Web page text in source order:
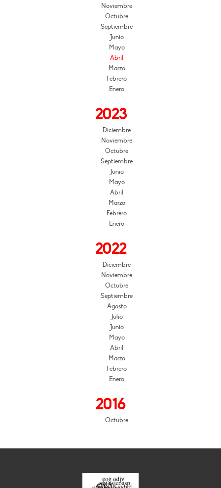
Noviembre
Octubre
Septiembre
Junio
Mayo
Abril
Marzo
Febrero
Enero
2023
Diciembre
Noviembre
Octubre
Septiembre
Junio
Mayo
Abril
Marzo
Febrero
Enero
2022
Diciembre
Noviembre
Octubre
Septiembre
Agosto
Julio
Junio
Mayo
Abril
Marzo
Febrero
Enero
2016
Octubre